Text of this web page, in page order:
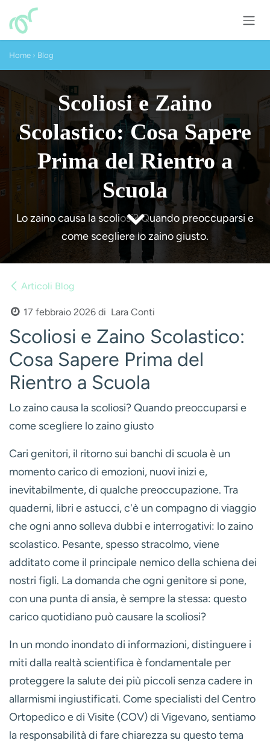
Passa al contenuto
Home › Blog
Scoliosi e Zaino
Scolastico: Cosa Sapere
Prima del Rientro a
Scuola
Lo zaino causa la scoliosi? Quando preoccuparsi e
come scegliere lo zaino giusto.
Articoli Blog
17 febbraio 2026 di Lara Conti
Scoliosi e Zaino Scolastico:
Cosa Sapere Prima del
Rientro a Scuola
Lo zaino causa la scoliosi? Quando preoccuparsi e
come scegliere lo zaino giusto
Cari genitori, il ritorno sui banchi di scuola è un
momento carico di emozioni, nuovi inizi e,
inevitabilmente, di qualche preoccupazione. Tra
quaderni, libri e astucci, c'è un compagno di viaggio
che ogni anno solleva dubbi e interrogativi: lo zaino
scolastico. Pesante, spesso stracolmo, viene
additato come il principale nemico della schiena dei
nostri figli. La domanda che ogni genitore si pone,
con una punta di ansia, è sempre la stessa: questo
carico quotidiano può causare la scoliosi?
In un mondo inondato di informazioni, distinguere i
miti dalla realtà scientifica è fondamentale per
proteggere la salute dei più piccoli senza cadere in
allarmismi ingiustificati. Come specialisti del Centro
Ortopedico e di Visite (COV) di Vigevano, sentiamo
la responsabilità di fare chiarezza su questo tema